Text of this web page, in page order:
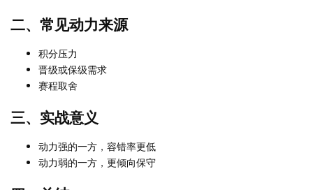
二、常见动力来源
积分压力
晋级或保级需求
赛程取舍
三、实战意义
动力强的一方，容错率更低
动力弱的一方，更倾向保守